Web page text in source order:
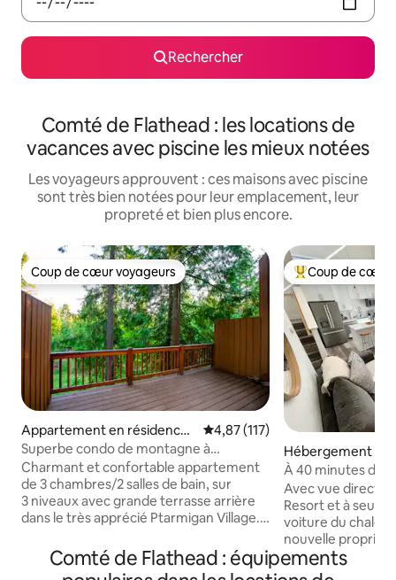
Rechercher
Comté de Flathead : les locations de
vacances avec piscine les mieux notées
Les voyageurs approuvent : ces maisons avec piscine
sont très bien notées pour leur emplacement, leur
propreté et bien plus encore.
Coup de cœur voyageurs
Coup de cœur voyageurs
Appartement en résidence ⋅
Whitefish
Évaluation moyenne sur la
4,87 (117)
Superbe condo de montagne à
Whitefish, disponible toute l'année -
8 voyageurs
Charmant et confortable appartement
de 3 chambres/2 salles de bain, sur
3 niveaux avec grande terrasse arrière
dans le très apprécié Ptarmigan Village.
8 personnes : 2 lits Queen Size dans des
chambres séparées, 1 futon Queen Size
Coups de cœur
Coup de cœur
Hébergement ⋅
À 40 minutes de
5 minutes de City
ville
Avec vue directe
Resort et à
voiture du chalet
nouvelle
1 100 pieds
et une cuisine,
Comté de Flathead : équipements